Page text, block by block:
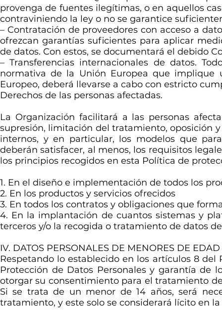
provenga de fuentes ilegítimas, o en aquellos
contraviniendo la ley o no se garantice
– Contratación de proveedores con acceso a
ofrezcan garantías suficientes para aplicar
de datos. Con estos, se documentará el debido
– Transferencias internacionales de datos.
normativa de la Unión Europea que implique
Europeo, deberá llevarse a cabo con estricto
Derechos de las personas afectadas.
La Organización facilitará a las personas
supresión, limitación del tratamiento, oposición
internos, y en particular, los modelos que
deberán satisfacer, al menos, los requisitos
los principios recogidos en esta Política de
1. En el diseño e implementación de todos los
2. En los productos y servicios ofrecidos
3. En todos los contratos y obligaciones que
4. En la implantación de cuantos sistemas y
terceros y/o la recogida o tratamiento de datos
IV. DATOS PERSONALES DE MENORES DE EDAD
Respetando lo establecido en los artículos 8 del
Protección de Datos Personales y garantía de
otorgar su consentimiento para el tratamiento
Si se trata de un menor de 14 años, será
tratamiento, y este solo se considerará lícito en